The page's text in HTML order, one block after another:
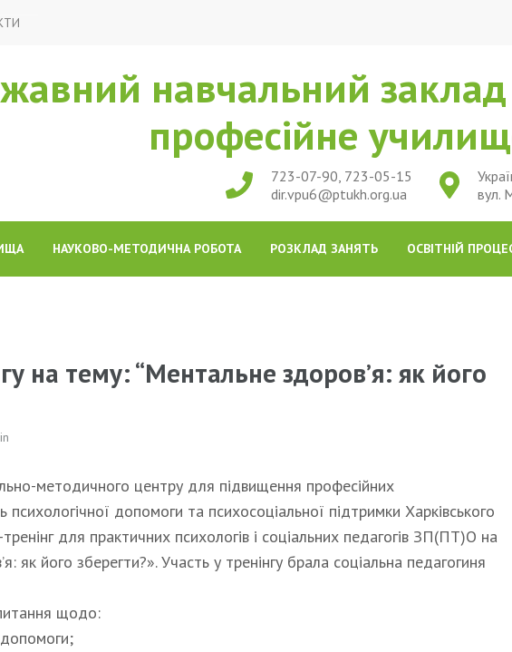
навчальний
професійне
вул.
723-07-90, 723-05-15
dir.vpu6@ptukh.org.ua
НАУКОВО-МЕТОДИЧНА РОБОТА РОЗКЛАД ЗАНЯТЬ ОСВІТНІЙ
на тему: “Ментальне здоров’я: як його
методичного центру для підвищення професійних
допомоги та психосоціальної підтримки Харківського
для практичних психологів і соціальних педагогів ЗП(ПТ)О на
як його зберегти?». Участь у тренінгу брала соціальна педагогиня
щодо: